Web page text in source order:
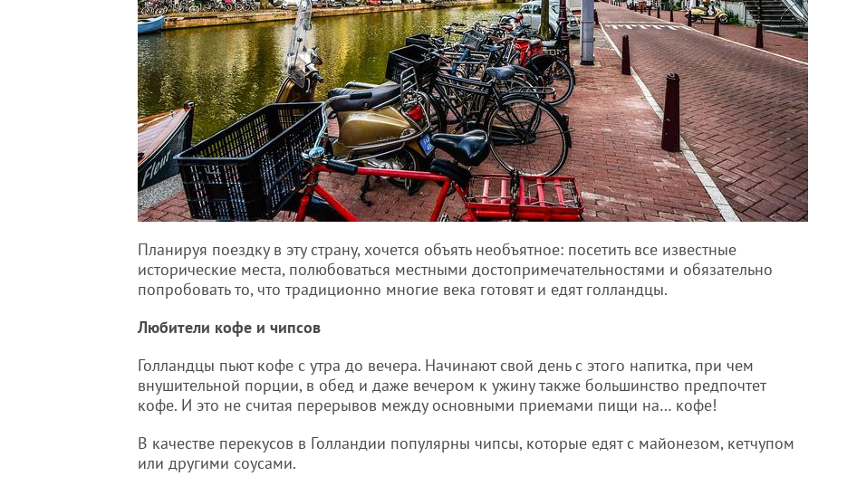
Планируя поездку в эту страну, хочется объять необъятное: посетить все известные
исторические места, полюбоваться местными достопримечательностями и обязательно
попробовать то, что традиционно многие века готовят и едят голландцы.
Любители кофе и чипсов
Голландцы пьют кофе с утра до вечера. Начинают свой день с этого напитка, при чем
внушительной порции, в обед и даже вечером к ужину также большинство предпочтет
кофе. И это не считая перерывов между основными приемами пищи на… кофе!
В качестве перекусов в Голландии популярны чипсы, которые едят с майонезом, кетчупом
или другими соусами.